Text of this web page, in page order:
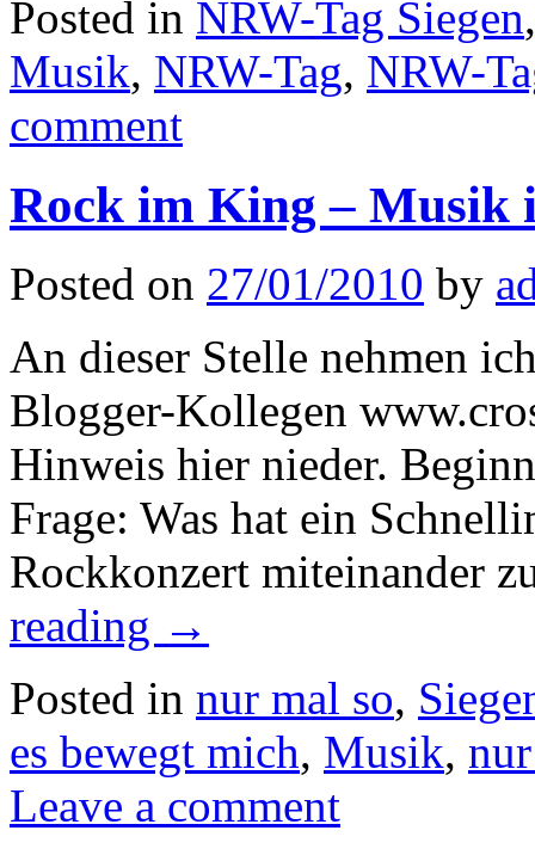
Posted in NRW-Tag Siegen
Musik, NRW-Tag, NRW-
comment
Rock im King – Musik
Posted on 27/01/2010 by
An dieser Stelle nehmen
Blogger-Kollegen
Hinweis hier nieder.
Frage: Was hat ein
Rockkonzert miteinander
reading →
Posted in nur mal so,
es bewegt mich, Musik,
Leave a comment